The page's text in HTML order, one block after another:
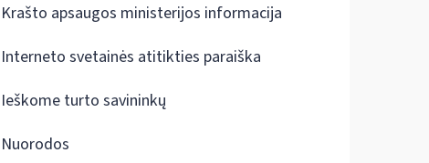
Krašto apsaugos ministerijos informacija
Interneto svetainės atitikties paraiška
Ieškome turto savininkų
Nuorodos